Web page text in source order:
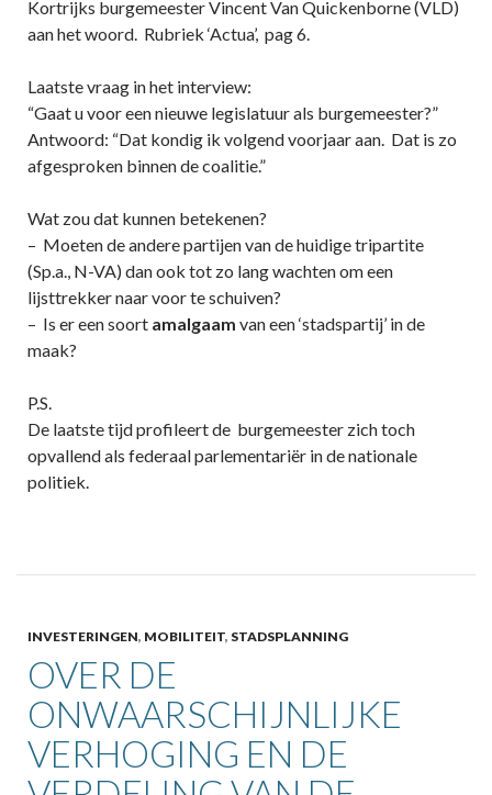
Kortrijks burgemeester Vincent Van Quickenborne (VLD)
aan het woord. Rubriek ‘Actua’, pag 6.
Laatste vraag in het interview:
“Gaat u voor een nieuwe legislatuur als burgemeester?”
Antwoord: “Dat kondig ik volgend voorjaar aan. Dat is zo
afgesproken binnen de coalitie.”
Wat zou dat kunnen betekenen?
– Moeten de andere partijen van de huidige tripartite
(Sp.a., N-VA) dan ook tot zo lang wachten om een
lijsttrekker naar voor te schuiven?
– Is er een soort amalgaam van een ‘stadspartij’ in de
maak?
P.S.
De laatste tijd profileert de burgemeester zich toch
opvallend als federaal parlementariër in de nationale
politiek.
INVESTERINGEN, MOBILITEIT, STADSPLANNING
OVER DE
ONWAARSCHIJNLIJKE
VERHOGING EN DE